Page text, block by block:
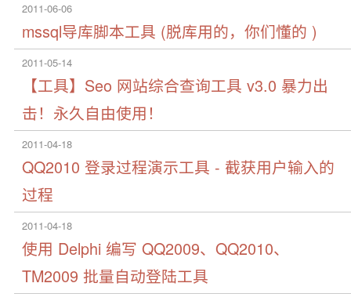
2011-06-06
mssql导库脚本工具 (脱库用的，你们懂的 )
2011-05-14
【工具】Seo 网站综合查询工具 v3.0 暴力出
击！永久自由使用！
2011-04-18
QQ2010 登录过程演示工具 - 截获用户输入的
过程
2011-04-18
使用 Delphi 编写 QQ2009、QQ2010、
TM2009 批量自动登陆工具